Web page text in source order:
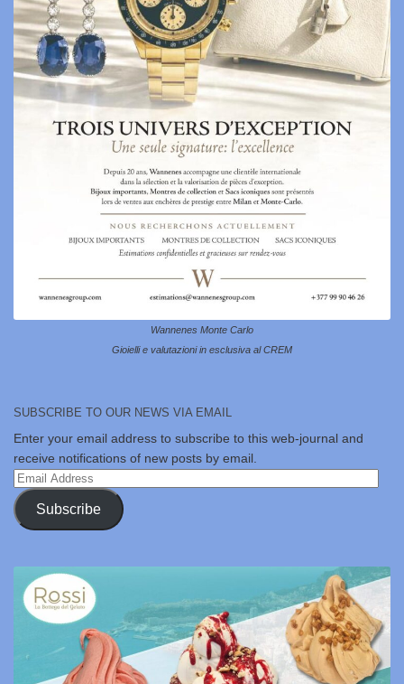
Wannenes Monte Carlo
Gioielli e valutazioni in esclusiva al CREM
SUBSCRIBE TO OUR NEWS VIA EMAIL
Enter your email address to subscribe to this web-journal and
receive notifications of new posts by email.
Email
Address
Subscribe